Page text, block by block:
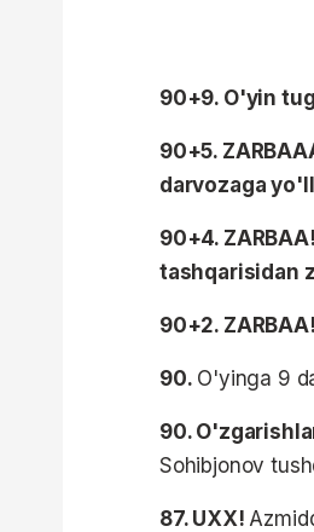
90+9. O'yin
90+5.
darvozaga
90+4.
tashqarisidan
90+2. ZARBAA!
90. O'yinga 9
90.
Sohibjonov
87. UXX!